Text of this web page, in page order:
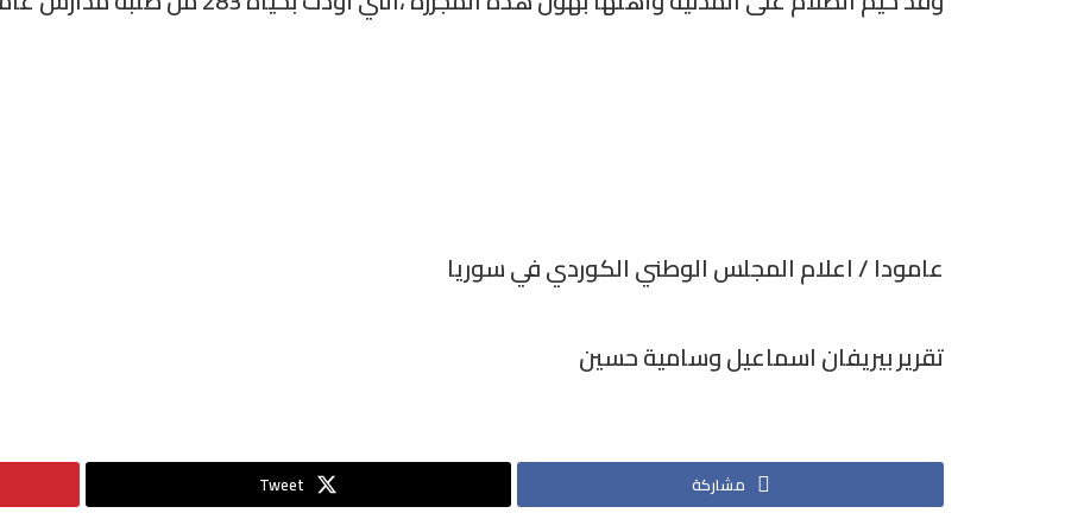
عامودا / اعلام المجلس الوطني الكوردي في سوريا
تقرير بيريفان اسماعيل وسامية حسين
مشاركة Tweet